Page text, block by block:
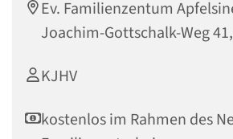
Ev. Familienzentum
Joachim-Gottschalk-Weg
KJHV
kostenlos im Rahmen des